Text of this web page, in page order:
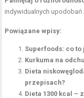
indywidualnych upodobań
Powiązane wpisy:
Superfoods: co to
Kurkuma na
Dieta
przepisach?
Dieta 1300 kcal –